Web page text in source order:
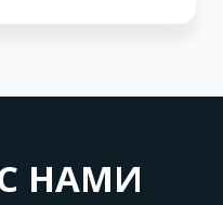
НАМИ